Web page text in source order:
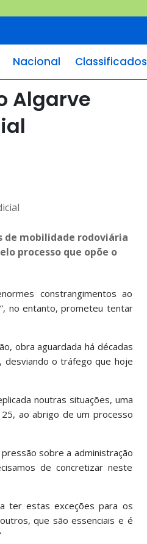
Nacional Classificados
Algarve
de mobilidade rodoviária
processo que opõe o
constrangimentos ao
no entanto, prometeu tentar
obra aguardada há décadas
desviando o tráfego que hoje
noutras situações, uma
ao abrigo de um processo
sobre a administração
de concretizar neste
ter estas exceções para os
que são essenciais e é